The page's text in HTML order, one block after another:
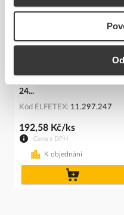
24...
Kód ELFETEX 11.297.247
Cena s DPH
192,58 Kč/ks
K objednání